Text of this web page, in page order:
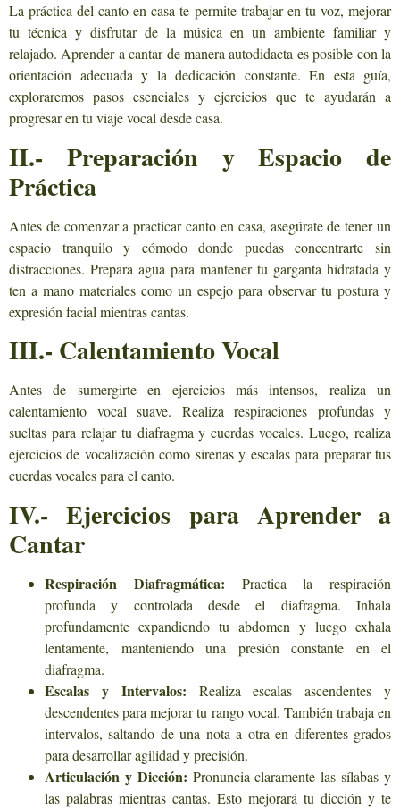
La práctica del canto en casa te permite trabajar en tu voz, mejorar
tu técnica y disfrutar de la música en un ambiente familiar y
relajado. Aprender a cantar de manera autodidacta es posible con la
orientación adecuada y la dedicación constante. En esta guía,
exploraremos pasos esenciales y ejercicios que te ayudarán a
progresar en tu viaje vocal desde casa.
II.- Preparación y Espacio de
Práctica
Antes de comenzar a practicar canto en casa, asegúrate de tener un
espacio tranquilo y cómodo donde puedas concentrarte sin
distracciones. Prepara agua para mantener tu garganta hidratada y
ten a mano materiales como un espejo para observar tu postura y
expresión facial mientras cantas.
III.- Calentamiento Vocal
Antes de sumergirte en ejercicios más intensos, realiza un
calentamiento vocal suave. Realiza respiraciones profundas y
sueltas para relajar tu diafragma y cuerdas vocales. Luego, realiza
ejercicios de vocalización como sirenas y escalas para preparar tus
cuerdas vocales para el canto.
IV.- Ejercicios para Aprender a
Cantar
Respiración Diafragmática: Practica la respiración
profunda y controlada desde el diafragma. Inhala
profundamente expandiendo tu abdomen y luego exhala
lentamente, manteniendo una presión constante en el
diafragma.
Escalas y Intervalos: Realiza escalas ascendentes y
descendentes para mejorar tu rango vocal. También trabaja en
intervalos, saltando de una nota a otra en diferentes grados
para desarrollar agilidad y precisión.
Articulación y Dicción: Pronuncia claramente las sílabas y
las palabras mientras cantas. Esto mejorará tu dicción y te